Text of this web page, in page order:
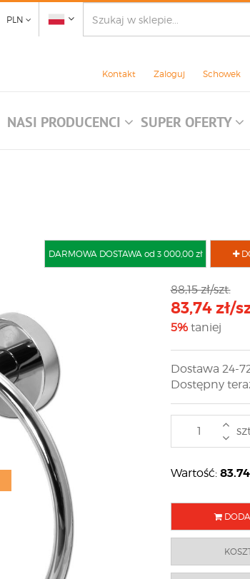
PLN
Kontakt Zaloguj Schowek
NASI PRODUCENCI SUPER OFERTY
DARMOWA DOSTAWA od 3 000,00 zł
88,15 zł/szt.
83,74 zł/
5%taniej
Dostawa 24-
Dostępny
Wartość: 83.74